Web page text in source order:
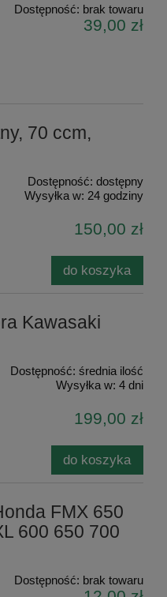
Dostępność: brak towaru
39,00 zł
70 ccm,
Dostępność: dostępny
Wysyłka w: 24 godziny
150,00 zł
do koszyka
Kawasaki
Dostępność: średnia ilość
Wysyłka w: 4 dni
199,00 zł
do koszyka
FMX 650
600 650 700
Dostępność: brak towaru